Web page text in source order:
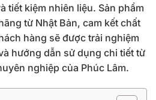
tiết kiệm nhiên liệu. Sản phẩm
từ Nhật Bản, cam kết chất
hàng sẽ được trải nghiệm
hướng dẫn sử dụng chi tiết từ
nghiệp của Phúc Lâm.